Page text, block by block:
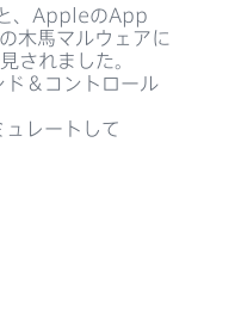
、 AppleのApp
木馬マルウェアに​
されました。​
＆コントロール​
レートして​